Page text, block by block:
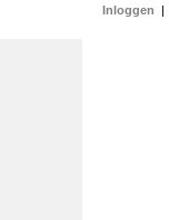
Inloggen |